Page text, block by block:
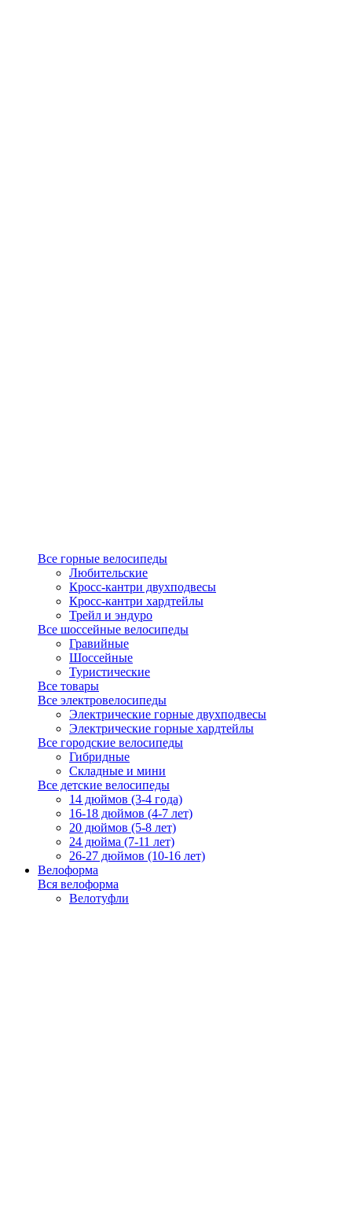
Все горные велосипеды
Любительские
Кросс-кантри двухподвесы
Кросс-кантри хардтейлы
Трейл и эндуро
Все шоссейные велосипеды
Гравийные
Шоссейные
Туристические
Все товары
Все электровелосипеды
Электрические горные двухподвесы
Электрические горные хардтейлы
Все городские велосипеды
Гибридные
Складные и мини
Все детские велосипеды
14 дюймов (3-4 года)
16-18 дюймов (4-7 лет)
20 дюймов (5-8 лет)
24 дюйма (7-11 лет)
26-27 дюймов (10-16 лет)
Велоформа
Вся велоформа
Велотуфли